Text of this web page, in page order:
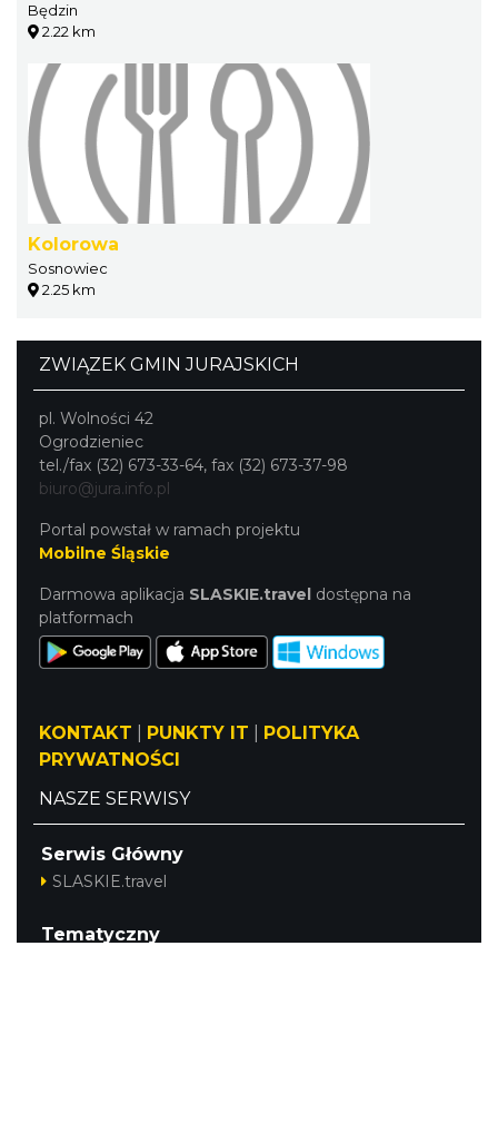
Będzin
2.22 km
Kolorowa
Sosnowiec
2.25 km
ZWIĄZEK GMIN JURAJSKICH
pl. Wolności 42
Ogrodzieniec
tel./fax (32) 673-33-64, fax (32) 673-37-98
biuro@jura.info.pl
Portal powstał w ramach projektu
Mobilne Śląskie
Darmowa aplikacja SLASKIE.travel dostępna na
platformach
KONTAKT PUNKTY IT
POLITYKA
PRYWATNOŚCI
NASZE SERWISY
Serwis Główny
SLASKIE.travel
Tematyczny